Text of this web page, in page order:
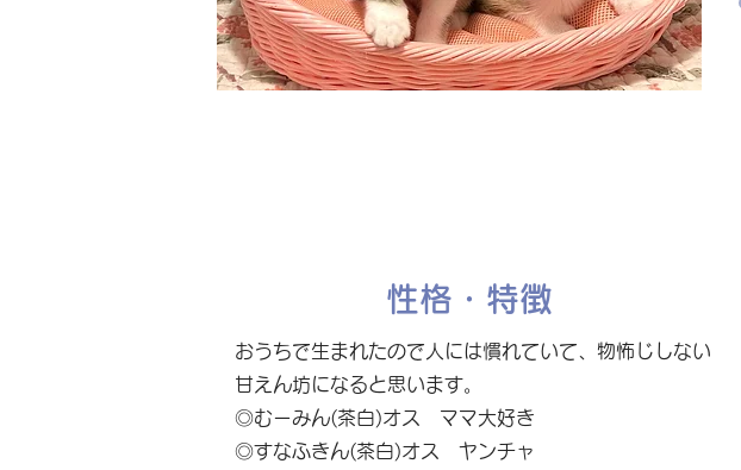
性格・特徴
おうちで生まれたので人には慣れていて、物怖じしない
甘えん坊になると思います。
◎むーみん(茶白)オス ママ大好き
◎すなふきん(茶白)オス ヤンチャ